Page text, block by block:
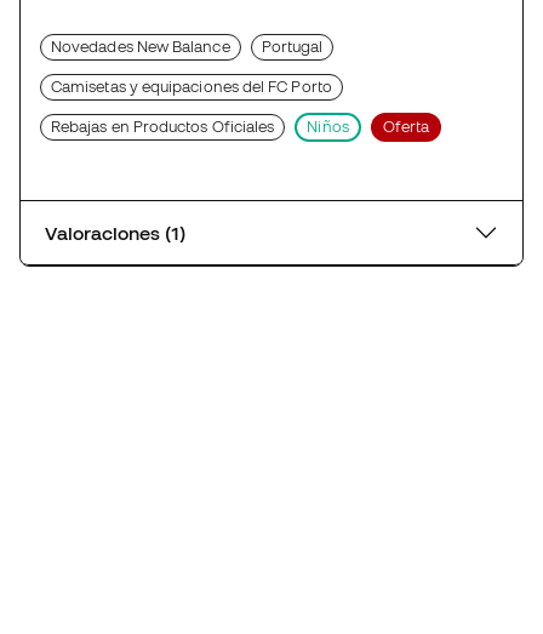
Novedades New Balance Portugal
Camisetas y equipaciones del FC Porto
Rebajas en Productos Oficiales Niños Oferta
Valoraciones (1)